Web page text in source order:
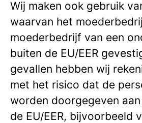
Wij maken ook gebruik
waarvan het
moederbedrijf van een
buiten de EU/EER
gevallen hebben wij
met het risico dat de
worden doorgegeven
de EU/EER, bijvoorbeeld